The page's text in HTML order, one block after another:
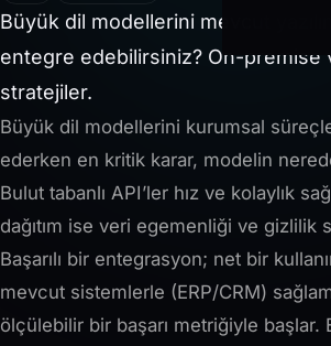
Büyük dil modellerini mevcut
entegre edebilirsiniz? On-premise
stratejiler.
Büyük dil modellerini kurumsal
ederken en kritik karar, modelin
Bulut tabanlı API’ler hız ve kolaylık
dağıtım ise veri egemenliği ve gizlilik
Başarılı bir entegrasyon; net bir
mevcut sistemlerle (ERP/CRM)
ölçülebilir bir başarı metriğiyle başlar.